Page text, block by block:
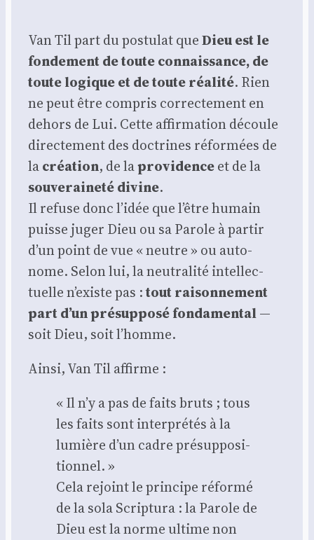
Van Til part du pos­tu­lat queDieu est le
fon­de­ment de toute connais­sance, de
toute logique et de toute réa­li­té. Rien
ne peut être com­pris cor­rec­te­ment en
dehors de Lui. Cette affir­ma­tion découle
direc­te­ment des doc­trines réfor­mées de
lacréa­tion, de lapro­vi­denceet de la
sou­ve­rai­ne­té divine.
Il refuse donc l’idée que l’être humain
puisse juger Dieu ou sa Parole à par­tir
d’un point de vue « neutre » ou auto­
nome. Selon lui, la neu­tra­li­té intel­lec­
tuelle n’existe pas :tout rai­son­ne­ment
part d’un pré­sup­po­sé fon­da­men­tal—
soit Dieu, soit l’homme.
Ain­si, Van Til affirme :
« Il n’y a pas de faits bruts ; tous
les faits sont inter­pré­tés à la
lumière d’un cadre pré­sup­po­si­
tion­nel. »
Cela rejoint le prin­cipe réfor­mé
de la sola Scrip­tu­ra : la Parole de
Dieu est la norme ultime non